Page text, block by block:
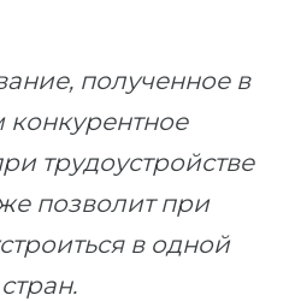
полученное в
конкурентное
трудоустройстве
позволит при
в одной